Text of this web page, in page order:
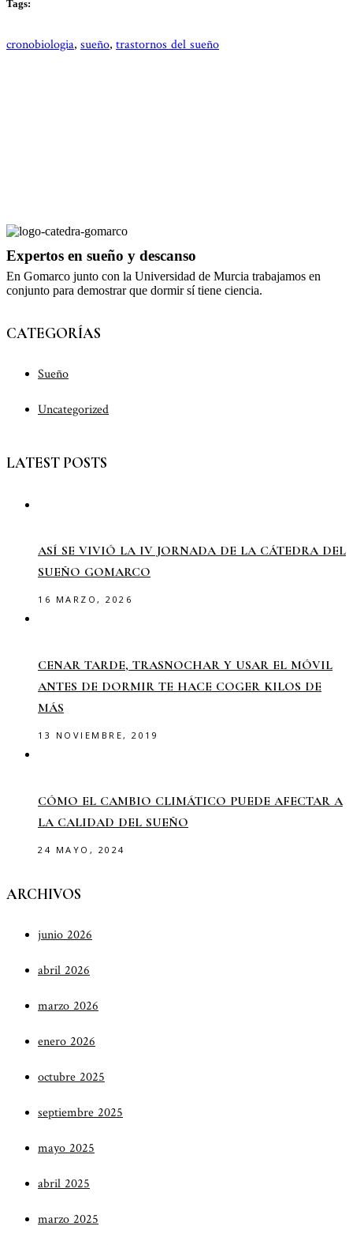
Tags:
cronobiologia, sueño, trastornos del sueño
Expertos en sueño y descanso
En Gomarco junto con la Universidad de Murcia trabajamos en
conjunto para demostrar que dormir sí tiene ciencia.
CATEGORÍAS
Sueño
Uncategorized
LATEST POSTS
ASÍ SE VIVIÓ LA IV JORNADA DE LA CÁTEDRA DEL
SUEÑO GOMARCO
16 MARZO, 2026
CENAR TARDE, TRASNOCHAR Y USAR EL MÓVIL
ANTES DE DORMIR TE HACE COGER KILOS DE
MÁS
13 NOVIEMBRE, 2019
CÓMO EL CAMBIO CLIMÁTICO PUEDE AFECTAR A
LA CALIDAD DEL SUEÑO
24 MAYO, 2024
ARCHIVOS
junio 2026
abril 2026
marzo 2026
enero 2026
octubre 2025
septiembre 2025
mayo 2025
abril 2025
marzo 2025